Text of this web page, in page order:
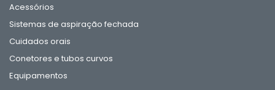
Acessórios
Sistemas de aspiração fechada
Cuidados orais
Conetores e tubos curvos
Equipamentos